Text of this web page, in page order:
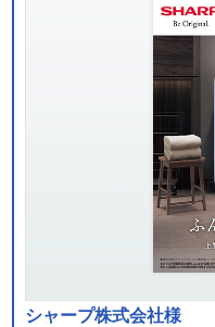
シャープ株式会社様